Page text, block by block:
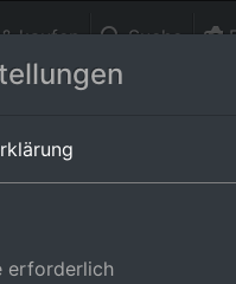
kaufen Suche
erforderlich